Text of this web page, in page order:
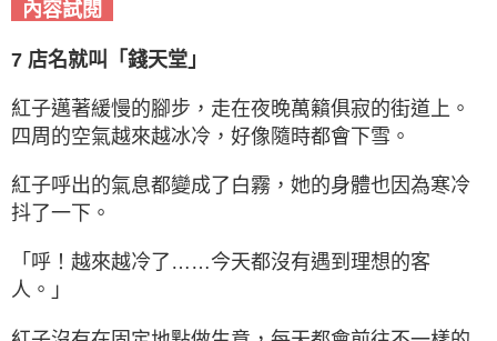
內容試閱
7 店名就叫「錢天堂」
紅子邁著緩慢的腳步，走在夜晚萬籟俱寂的街道上。
四周的空氣越來越冰冷，好像隨時都會下雪。
紅子呼出的氣息都變成了白霧，她的身體也因為寒冷
抖了一下。
「呼！越來越冷了……今天都沒有遇到理想的客
人。」